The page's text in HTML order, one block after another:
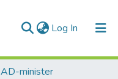
Log In (current)
AD-minister